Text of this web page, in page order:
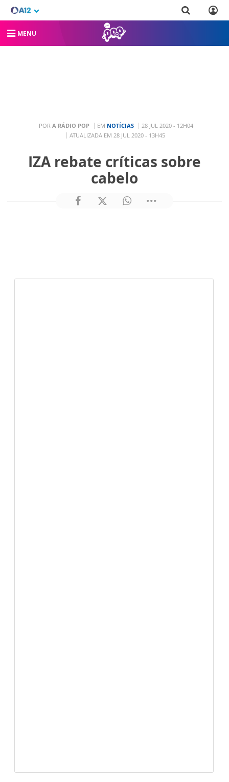
MENU
POR A RÁDIO POP EM NOTÍCIAS
28 JUL 2020 - 12H04
ATUALIZADA EM 28 JUL 2020 - 13H45
IZA rebate críticas sobre
cabelo